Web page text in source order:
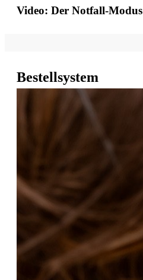
Video: Der Notfall-Modus
Bestellsystem